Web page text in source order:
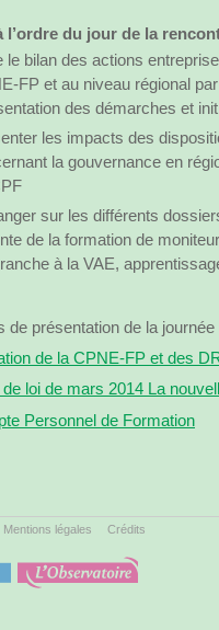
l’ordre du jour de la
le bilan des actions
FP et au niveau régional
des démarches et
les impacts des
la gouvernance en
sur les différents
de la formation de
à la VAE,
de présentation de la
de la CPNE-FP et des
de loi de mars 2014 La
Personnel de Formation
Mentions légales Crédits